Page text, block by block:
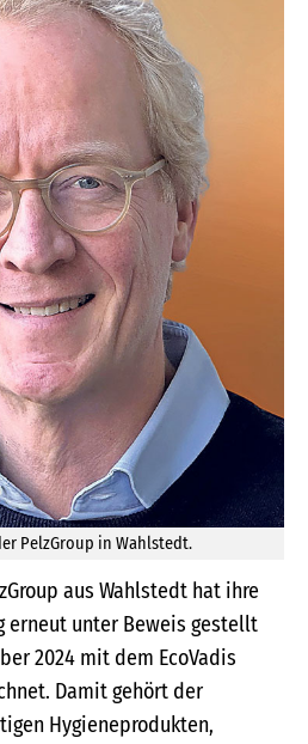
PelzGroup in Wahlstedt.
aus Wahlstedt hat ihre
erneut unter Beweis gestellt
2024 mit dem EcoVadis
Damit gehört der
Hygieneprodukten,